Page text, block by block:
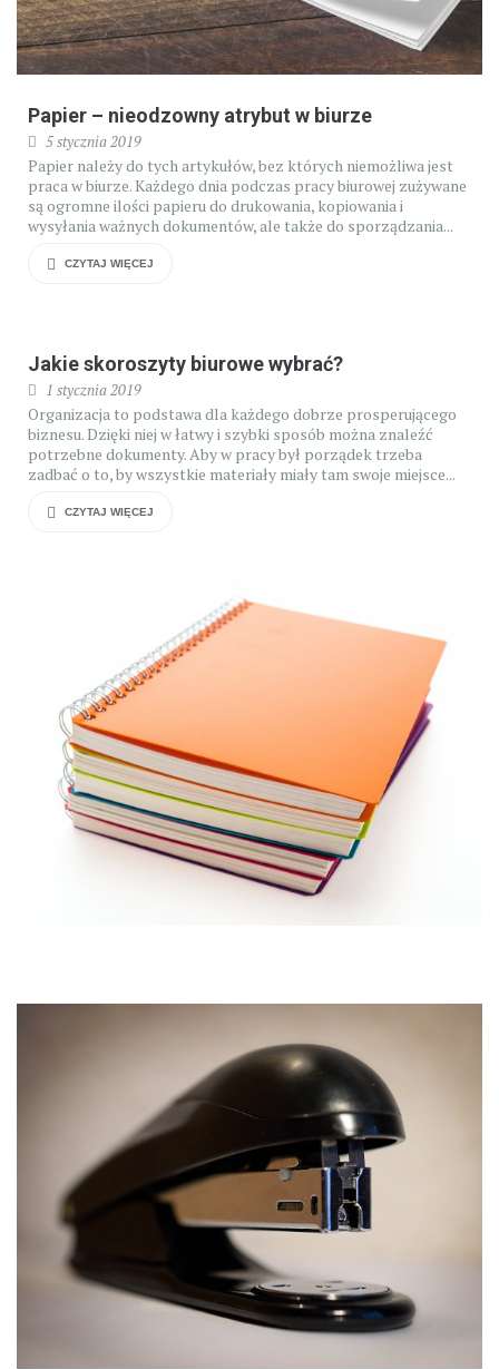
Papier – nieodzowny atrybut w biurze
5 stycznia 2019
Papier należy do tych artykułów, bez których niemożliwa jest
praca w biurze. Każdego dnia podczas pracy biurowej zużywane
są ogromne ilości papieru do drukowania, kopiowania i
wysyłania ważnych dokumentów, ale także do sporządzania...
CZYTAJ WIĘCEJ
Jakie skoroszyty biurowe wybrać?
1 stycznia 2019
Organizacja to podstawa dla każdego dobrze prosperującego
biznesu. Dzięki niej w łatwy i szybki sposób można znaleźć
potrzebne dokumenty. Aby w pracy był porządek trzeba
zadbać o to, by wszystkie materiały miały tam swoje miejsce...
CZYTAJ WIĘCEJ